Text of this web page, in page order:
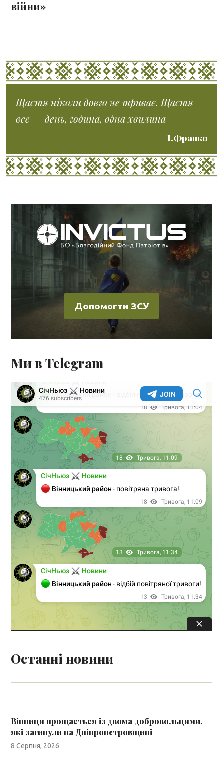
війни»
Щастя ніколи довго не триває. Щастя
все — день, година, одна хвилина
І.Франко
Допомогти ЗСУ
Ми в Telegram
Останні новини
Вінниця прощається із двома добровольцями,
які загинули на Дніпропетровщині
8 Серпня, 2026